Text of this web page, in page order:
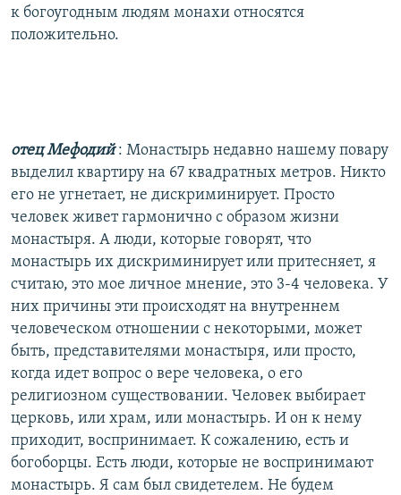
к богоугодным людям монахи относятся
положительно.
отец Мефодий: Монастырь недавно нашему повару
выделил квартиру на 67 квадратных метров. Никто
его не угнетает, не дискриминирует. Просто
человек живет гармонично с образом жизни
монастыря. А люди, которые говорят, что
монастырь их дискриминирует или притесняет, я
считаю, это мое личное мнение, это 3-4 человека. У
них причины эти происходят на внутреннем
человеческом отношении с некоторыми, может
быть, представителями монастыря, или просто,
когда идет вопрос о вере человека, о его
религиозном существовании. Человек выбирает
церковь, или храм, или монастырь. И он к нему
приходит, воспринимает. К сожалению, есть и
богоборцы. Есть люди, которые не воспринимают
монастырь. Я сам был свидетелем. Не будем